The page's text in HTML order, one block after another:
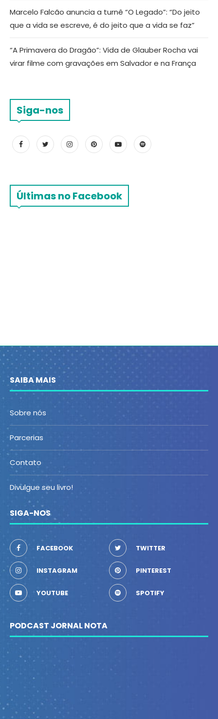
Marcelo Falcão anuncia a turnê “O Legado”: “Do jeito
que a vida se escreve, é do jeito que a vida se faz”
“A Primavera do Dragão”: Vida de Glauber Rocha vai
virar filme com gravações em Salvador e na França
Siga-nos
Últimas no Facebook
SAIBA MAIS
Sobre nós
Parcerias
Contato
Divulgue seu livro!
SIGA-NOS
FACEBOOK TWITTER
INSTAGRAM PINTEREST
YOUTUBE SPOTIFY
PODCAST JORNAL NOTA